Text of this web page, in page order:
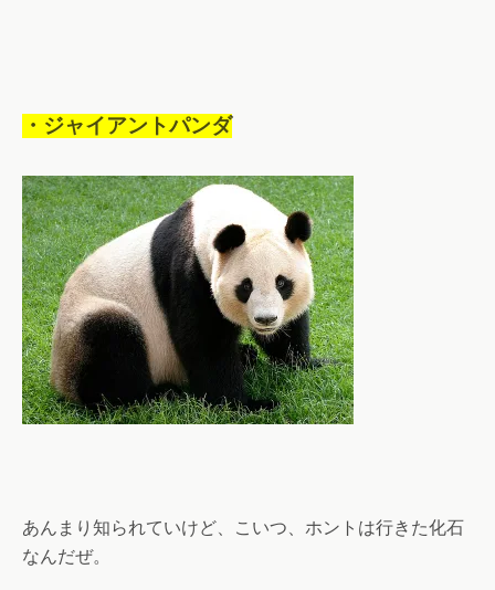
・ジャイアントパンダ
あんまり知られていけど、こいつ、ホントは行きた化石
なんだぜ。